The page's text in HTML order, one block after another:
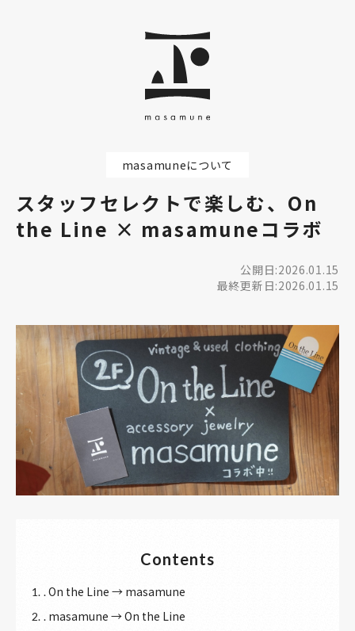
masamuneについて
スタッフセレクトで楽しむ、On
the Line × masamuneコラボ
公開日:2026.01.15
最終更新日:2026.01.15
Contents
1. On the Line → masamune
2. masamune → On the Line